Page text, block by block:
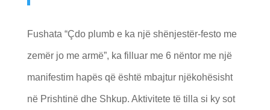
Fushata “Çdo plumb e ka një shënjestër-festo me
zemër jo me armë”, ka filluar me 6 nëntor me një
manifestim hapës që është mbajtur njëkohësisht
në Prishtinë dhe Shkup. Aktivitete të tilla si ky sot